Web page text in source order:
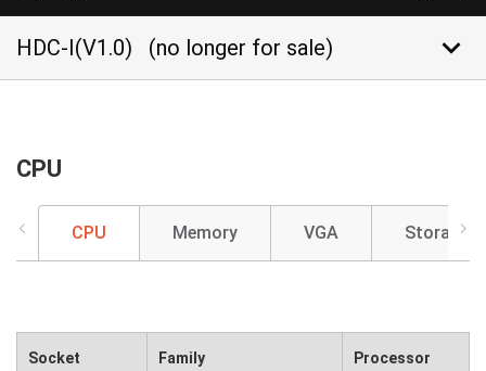
HDC-I(V1.0) (no longer for sale) keyboard_arrow_down
CPU
CPU Memory VGA Storage
Socket Family Processor